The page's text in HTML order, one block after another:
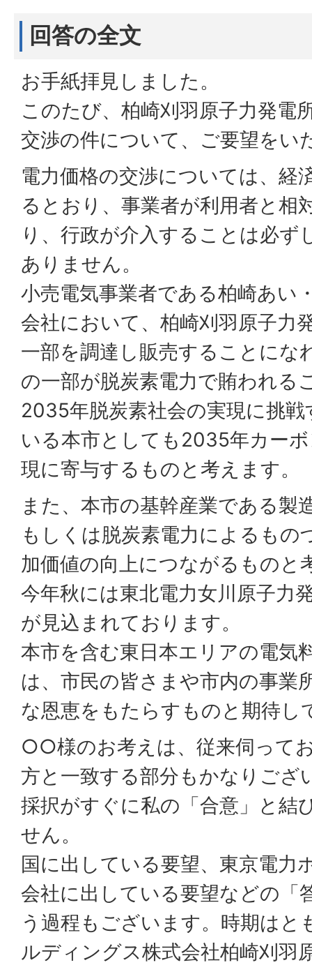
回答の全文
お手紙拝見しました。
このたび、柏崎刈羽原子力発電
交渉の件について、ご要望をい
電力価格の交渉については、経
るとおり、事業者が利用者と相
り、行政が介入することは必ず
ありません。
小売電気事業者である柏崎あい
会社において、柏崎刈羽原子力
一部を調達し販売することにな
の一部が脱炭素電力で賄われる
2035年脱炭素社会の実現に挑
いる本市としても2035年カー
現に寄与するものと考えます。
また、本市の基幹産業である製
もしくは脱炭素電力によるもの
加価値の向上につながるものと
今年秋には東北電力女川原子力
が見込まれております。
本市を含む東日本エリアの電気
は、市民の皆さまや市内の事業
な恩恵をもたらすものと期待し
○○様のお考えは、従来伺って
方と一致する部分もかなりござ
採択がすぐに私の「合意」と結
せん。
国に出している要望、東京電力
会社に出している要望などの「
う過程もございます。時期はと
ルディングス株式会社柏崎刈羽